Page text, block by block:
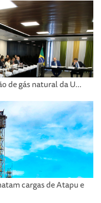
de gás natural da U...
cargas de Atapu e